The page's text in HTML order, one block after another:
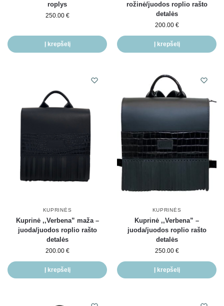
roplys
250.00 €
Į krepšelį
rožinė/juodos roplio rašto
detalės
200.00 €
Į krepšelį
KUPRINĖS
Kuprinė ,,Verbena” maža –
juoda/juodos roplio rašto
detalės
200.00 €
Į krepšelį
KUPRINĖS
Kuprinė ,,Verbena” –
juoda/juodos roplio rašto
detalės
250.00 €
Į krepšelį